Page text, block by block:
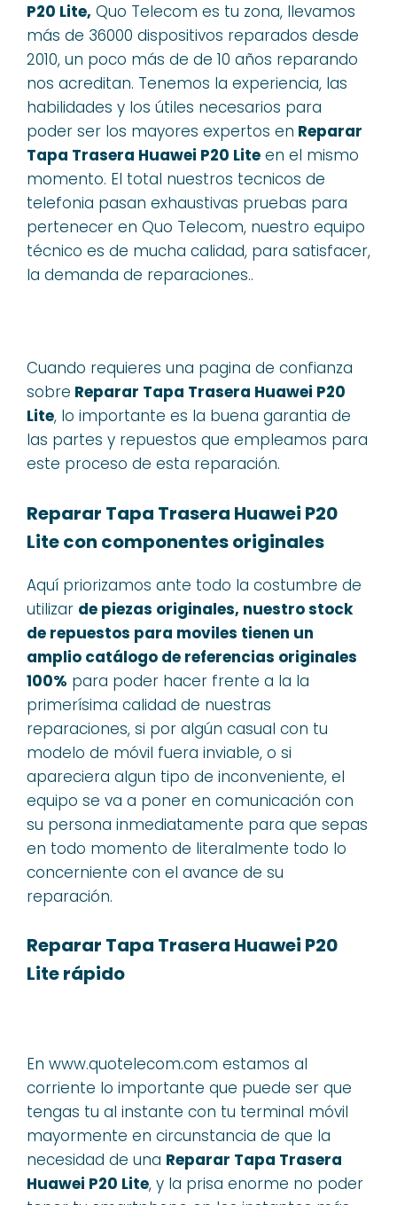
P20 Lite, Quo Telecom es tu zona, llevamos
más de 36000 dispositivos reparados desde
2010, un poco más de de 10 años reparando
nos acreditan. Tenemos la experiencia, las
habilidades y los útiles necesarios para
poder ser los mayores expertos en Reparar
Tapa Trasera Huawei P20 Lite en el mismo
momento. El total nuestros tecnicos de
telefonia pasan exhaustivas pruebas para
pertenecer en Quo Telecom, nuestro equipo
técnico es de mucha calidad, para satisfacer,
la demanda de reparaciones..
Cuando requieres una pagina de confianza
sobre Reparar Tapa Trasera Huawei P20
Lite, lo importante es la buena garantia de
las partes y repuestos que empleamos para
este proceso de esta reparación.
Reparar Tapa Trasera Huawei P20
Lite con componentes originales
Aquí priorizamos ante todo la costumbre de
utilizar de piezas originales, nuestro stock
de repuestos para moviles tienen un
amplio catálogo de referencias originales
100% para poder hacer frente a la la
primerísima calidad de nuestras
reparaciones, si por algún casual con tu
modelo de móvil fuera inviable, o si
apareciera algun tipo de inconveniente, el
equipo se va a poner en comunicación con
su persona inmediatamente para que sepas
en todo momento de literalmente todo lo
concerniente con el avance de su
reparación.
Reparar Tapa Trasera Huawei P20
Lite rápido
En www.quotelecom.com estamos al
corriente lo importante que puede ser que
tengas tu al instante con tu terminal móvil
mayormente en circunstancia de que la
necesidad de una Reparar Tapa Trasera
Huawei P20 Lite, y la prisa enorme no poder